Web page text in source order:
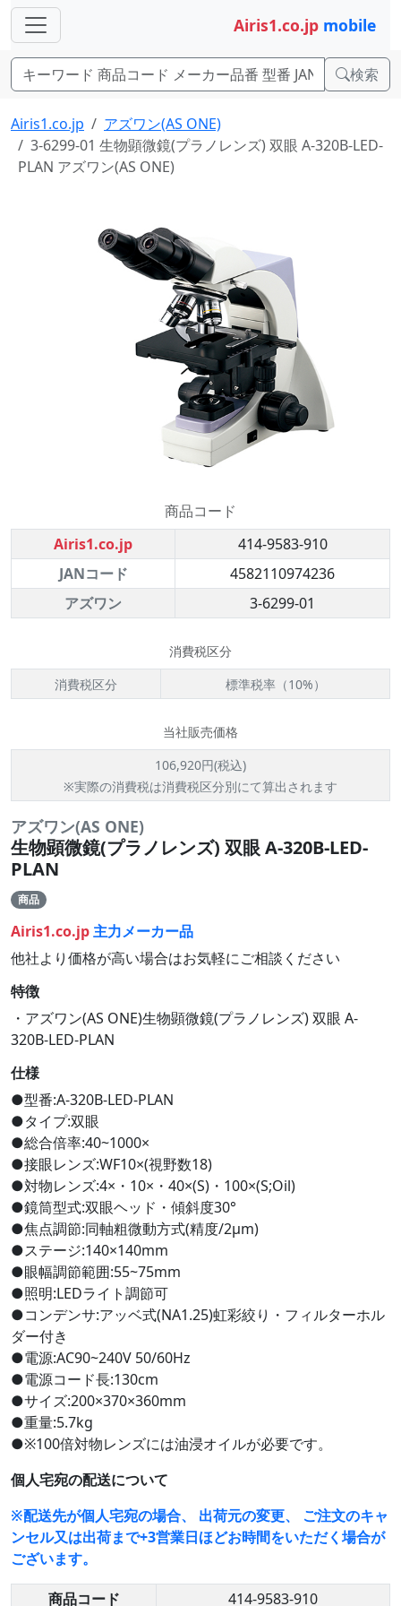
Airis1.co.jp mobile
検索
Airis1.co.jp
アズワン(AS ONE)
3-6299-01 生物顕微鏡(プラノレンズ) 双眼 A-320B-LED-
PLAN アズワン(AS ONE)
商品コード
Airis1.co.jp
414-9583-910
JANコード
4582110974236
アズワン
3-6299-01
消費税区分
消費税区分
標準税率（10%）
当社販売価格
106,920円(税込)
※実際の消費税は消費税区分別にて算出されます
アズワン(AS ONE)
生物顕微鏡(プラノレンズ) 双眼 A-320B-LED-
PLAN
商品
Airis1.co.jp主力メーカー品
他社より価格が高い場合はお気軽にご相談ください
特徴
・アズワン(AS ONE)生物顕微鏡(プラノレンズ) 双眼 A-
320B-LED-PLAN
仕様
●型番:A-320B-LED-PLAN
●タイプ:双眼
●総合倍率:40~1000×
●接眼レンズ:WF10×(視野数18)
●対物レンズ:4×・10×・40×(S)・100×(S;Oil)
●鏡筒型式:双眼ヘッド・傾斜度30°
●焦点調節:同軸粗微動方式(精度/2μm)
●ステージ:140×140mm
●眼幅調節範囲:55~75mm
●照明:LEDライト調節可
●コンデンサ:アッベ式(NA1.25)虹彩絞り・フィルターホル
ダー付き
●電源:AC90~240V 50/60Hz
●電源コード長:130cm
●サイズ:200×370×360mm
●重量:5.7kg
●※100倍対物レンズには油浸オイルが必要です。
個人宅宛の配送について
※配送先が個人宅宛の場合、 出荷元の変更、 ご注文のキャ
ンセル又は出荷まで+3営業日ほどお時間をいただく場合が
ございます。
商品コード 414-9583-910